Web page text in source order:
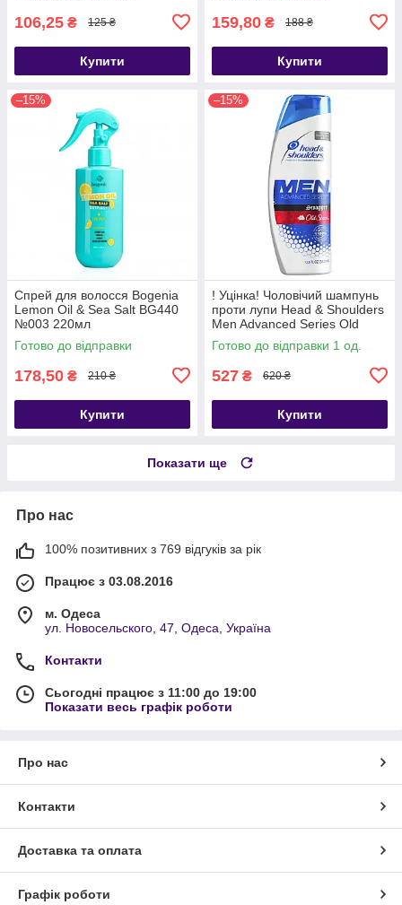
106,25 ₴ 125 ₴
Купити
159,80 ₴ 188 ₴
Купити
–15%
Спрей для волосся Bogenia
Lemon Oil & Sea Salt BG440
№003 220мл
Готово до відправки
178,50 ₴ 210 ₴
Купити
–15%
! Уцінка! Чоловічий шампунь
проти лупи Head & Shoulders
Men Advanced Series Old
Spice Swagger 370 мл (США)
Готово до відправки 1 од.
527 ₴ 620 ₴
Купити
Показати ще
Про нас
100% позитивних з 769 відгуків за рік
Працює з 03.08.2016
м. Одеса
ул. Новосельского, 47, Одеса, Україна
Контакти
Сьогодні працює з 11:00 до 19:00
Показати весь графік роботи
Про нас
Контакти
Доставка та оплата
Графік роботи